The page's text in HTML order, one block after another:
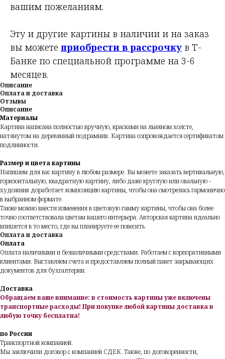
вашим пожеланиям.
Эту и другие картины в наличии и на заказ
вы можете приобрести в рассрочку в Т-
Банке по специальной программе на 3-6
месяцев.
Описание
Оплата и доставка
Отзывы
Описание
Материалы
Картина написана полностью вручную, красками на льняном холсте,
натянутом на деревянный подрамник. Картина сопровождается сертификатом
подлинности.
Размер и цвета картины
Напишем для вас картину в любом размере. Вы можете заказать вертикальную,
горизонтальную, квадратную картину, либо даже круглую или овальную -
художник доработает композицию картины, чтобы она смотрелась гармонично
в выбранном формате.
Также можно внести изменения в цветовую гамму картины, чтобы она более
точно соответствовала цветам вашего интерьера. Авторская картина идеально
впишется в то место, где вы планируете ее повесить.
Оплата и доставка
Оплата
Оплата наличными и безналичными средствами. Работаем с корпоративными
клиентами. Выставляем счета и предоставляем полный пакет закрывающих
документов для бухгалтерии.
Доставка
Обращаем ваше внимание: в стоимость картины уже включены
транспортные расходы! При покупке любой картины доставка в
любую точку бесплатна!
по России
Транспортной компанией.
Мы заключили договор с компанией СДЕК. Также, по договоренности,